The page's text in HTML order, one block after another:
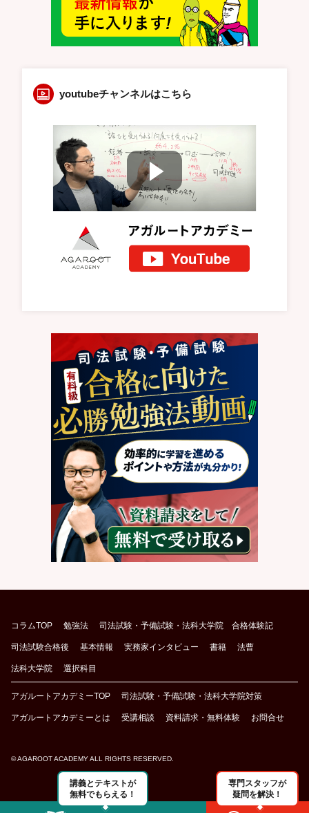
youtubeチャンネルはこちら
コラムTOP 勉強法 司法試験・予備試験・法科大学院 合格体験記
司法試験合格後 基本情報 実務家インタビュー 書籍 法曹
法科大学院 選択科目
アガルートアカデミーTOP 司法試験・予備試験・法科大学院対策
アガルートアカデミーとは 受講相談 資料請求・無料体験 お問合せ
© AGAROOT ACADEMY ALL RIGHTS RESERVED.
講義とテキストが
無料でもらえる！
専門スタッフが
疑問を解決！